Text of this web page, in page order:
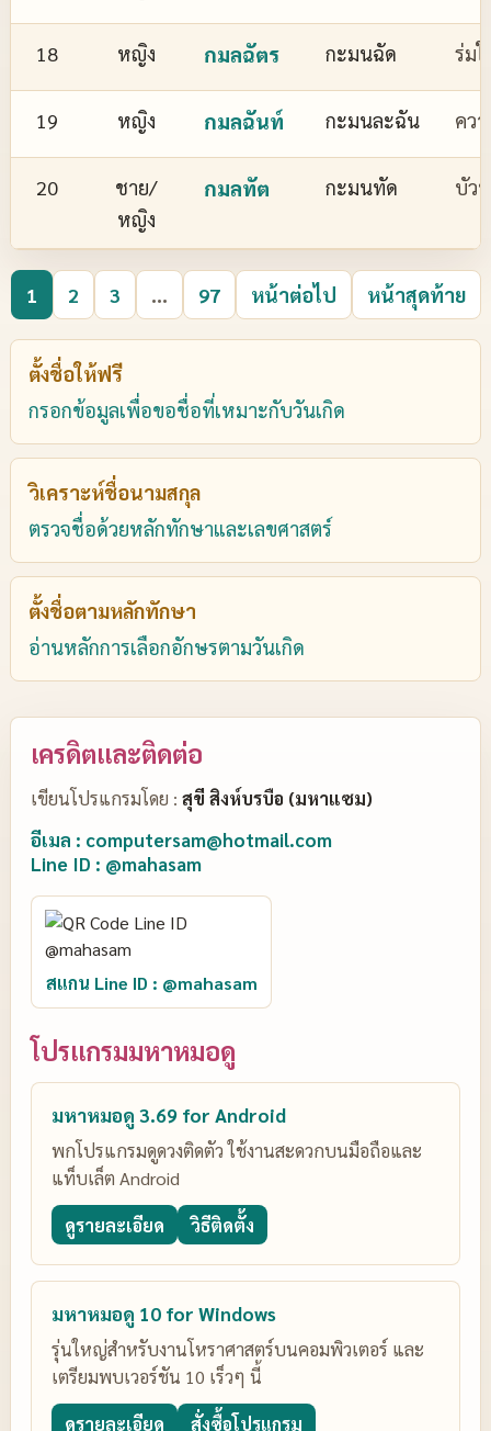
18 หญิง กมลฉัตร กะมนฉัด ร่มใ
19 หญิง กมลฉันท์ กะมนละฉัน คว
20
ชาย/
หญิง
กมลทัต กะมนทัด บัว
1 2 3 ... 97 หน้าต่อไป หน้าสุดท้าย
ตั้งชื่อให้ฟรี
กรอกข้อมูลเพื่อขอชื่อที่เหมาะกับวันเกิด
วิเคราะห์ชื่อนามสกุล
ตรวจชื่อด้วยหลักทักษาและเลขศาสตร์
ตั้งชื่อตามหลักทักษา
อ่านหลักการเลือกอักษรตามวันเกิด
เครดิตและติดต่อ
เขียนโปรแกรมโดย : สุขี สิงห์บรบือ (มหาแซม)
อีเมล : computersam@hotmail.com
Line ID : @mahasam
สแกน Line ID : @mahasam
โปรแกรมมหาหมอดู
มหาหมอดู 3.69 for Android
พกโปรแกรมดูดวงติดตัว ใช้งานสะดวกบนมือถือและ
แท็บเล็ต Android
ดูรายละเอียด วิธีติดตั้ง
มหาหมอดู 10 for Windows
รุ่นใหญ่สำหรับงานโหราศาสตร์บนคอมพิวเตอร์ และ
เตรียมพบเวอร์ชัน 10 เร็วๆ นี้
ดูรายละเอียด สั่งซื้อโปรแกรม